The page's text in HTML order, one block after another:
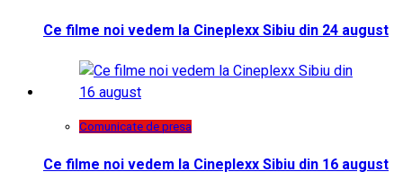
Ce filme noi vedem la Cineplexx Sibiu din 24 august
Comunicate de presa
Ce filme noi vedem la Cineplexx Sibiu din 16 august